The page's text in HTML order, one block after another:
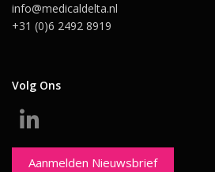
info@medicaldelta.nl
+31 (0)6 2492 8919
Volg Ons
Aanmelden Nieuwsbrief